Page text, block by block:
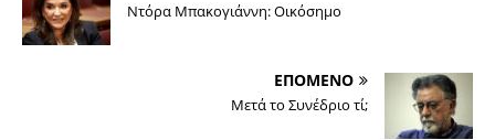
Ντόρα Μπακογιάννη: Οικόσημο
ΕΠΟΜΕΝΟ
Μετά το Συνέδριο τί;